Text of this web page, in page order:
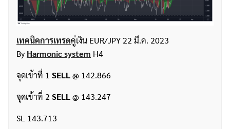
เทคนิคการเทรดคู่เงิน EUR/JPY 22 มี.ค. 2023
By Harmonic system H4
จุดเข้าที่ 1 SELL@ 142.866
จุดเข้าที่ 2 SELL@ 143.247
SL 143.713